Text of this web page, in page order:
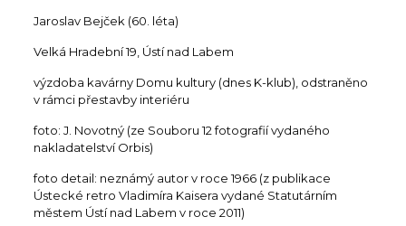
Jaroslav Bejček (60. léta)
Velká Hradební 19, Ústí nad Labem
výzdoba kavárny Domu kultury (dnes K-klub), odstraněno
v rámci přestavby interiéru
foto: J. Novotný (ze Souboru 12 fotografií vydaného
nakladatelství Orbis)
foto detail: neznámý autor v roce 1966 (z publikace
Ústecké retro Vladimíra Kaisera vydané Statutárním
městem Ústí nad Labem v roce 2011)